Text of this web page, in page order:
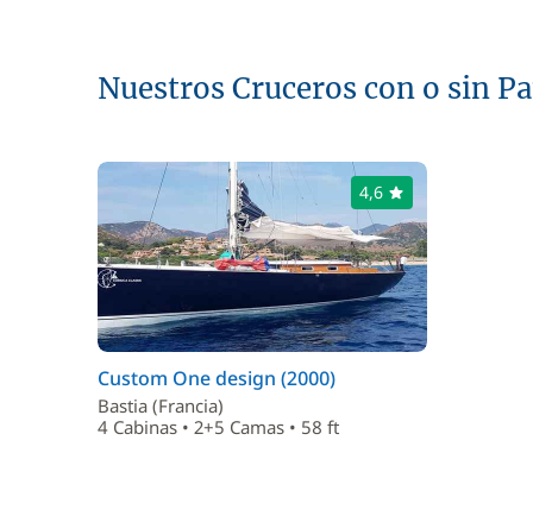
Nuestros Cruceros con o sin
4,6
Custom One design (2000)
Bastia (Francia)
4 Cabinas • 2+5 Camas • 58 ft